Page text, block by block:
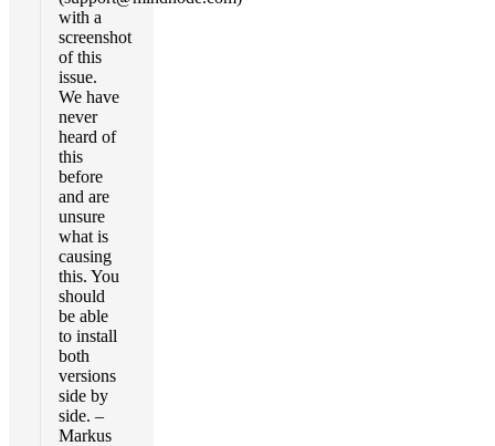
with a
screenshot
of this
issue.
We have
never
heard of
this
before
and are
unsure
what is
causing
this. You
should
be able
to install
both
versions
side by
side. –
Markus